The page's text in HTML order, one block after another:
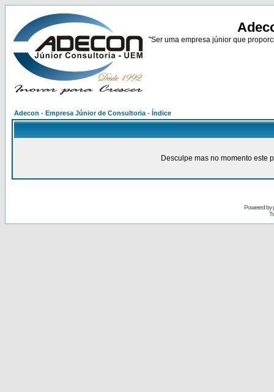
"Ser uma empresa júnior que
Adecon - Empresa Júnior de Consultoria - Índice
Desculpe mas no momento este
Powered by